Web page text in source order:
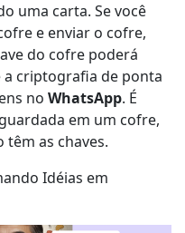
uma carta. Se você
e enviar o cofre,
do cofre poderá
a criptografia de ponta
no WhatsApp. É
em um cofre,
têm as chaves.
Idéias em